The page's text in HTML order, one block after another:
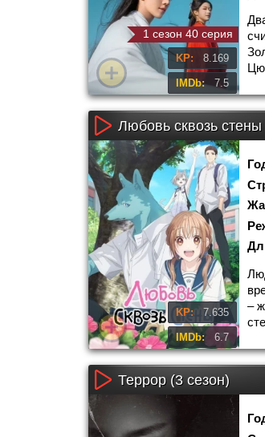
1 сезон 40 серия
KP: 8.169
IMDb: 7.5
Любовь сквозь
KP: 7.635
IMDb: 6.7
–
Террор (3 сезон)